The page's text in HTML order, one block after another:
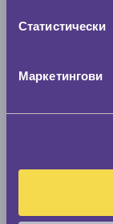
Статистически
Маркетингови